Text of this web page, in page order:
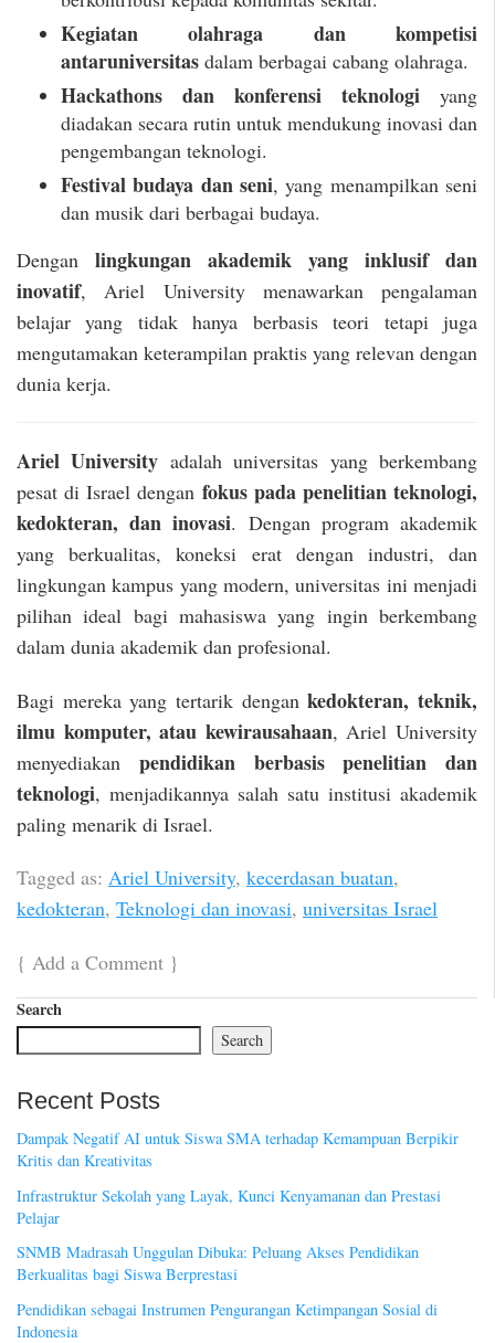
Kegiatan olahraga dan kompetisi
antaruniversitas dalam berbagai cabang olahraga.
Hackathons dan konferensi teknologi yang
diadakan secara rutin untuk mendukung inovasi dan
pengembangan teknologi.
Festival budaya dan seni, yang menampilkan seni
dan musik dari berbagai budaya.
Dengan lingkungan akademik yang inklusif dan
inovatif, Ariel University menawarkan pengalaman
belajar yang tidak hanya berbasis teori tetapi juga
mengutamakan keterampilan praktis yang relevan dengan
dunia kerja.
Ariel University adalah universitas yang berkembang
pesat di Israel dengan fokus pada penelitian teknologi,
kedokteran, dan inovasi. Dengan program akademik
yang berkualitas, koneksi erat dengan industri, dan
lingkungan kampus yang modern, universitas ini menjadi
pilihan ideal bagi mahasiswa yang ingin berkembang
dalam dunia akademik dan profesional.
Bagi mereka yang tertarik dengankedokteran, teknik,
ilmu komputer, atau kewirausahaan, Ariel University
menyediakan pendidikan berbasis penelitian dan
teknologi, menjadikannya salah satu institusi akademik
paling menarik di Israel.
Tagged as: Ariel University, kecerdasan buatan,
kedokteran, Teknologi dan inovasi, universitas Israel
{ Add a Comment }
Search
Search
Recent Posts
Dampak Negatif AI untuk Siswa SMA terhadap Kemampuan Berpikir
Kritis dan Kreativitas
Infrastruktur Sekolah yang Layak, Kunci Kenyamanan dan Prestasi
Pelajar
SNMB Madrasah Unggulan Dibuka: Peluang Akses Pendidikan
Berkualitas bagi Siswa Berprestasi
Pendidikan sebagai Instrumen Pengurangan Ketimpangan Sosial di
Indonesia